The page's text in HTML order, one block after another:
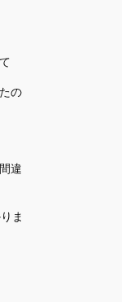
の
違
ま